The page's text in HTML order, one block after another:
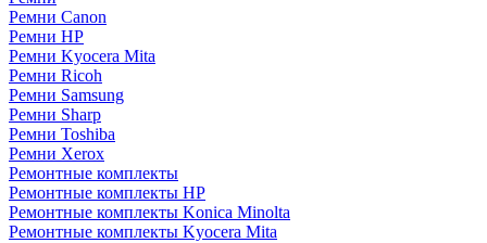
Ремни Canon
Ремни HP
Ремни Kyocera Mita
Ремни Ricoh
Ремни Samsung
Ремни Sharp
Ремни Toshiba
Ремни Xerox
Ремонтные комплекты
Ремонтные комплекты HP
Ремонтные комплекты Konica Minolta
Ремонтные комплекты Kyocera Mita